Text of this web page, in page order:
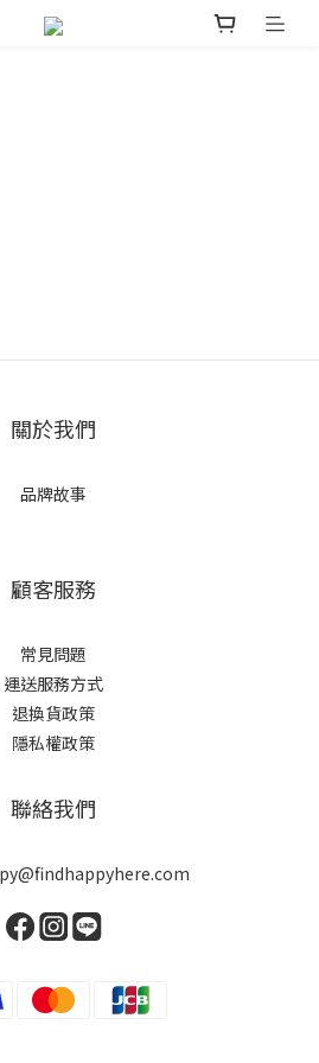
關於我們
品牌故事
顧客服務
常見問題
運送服務方式
退換貨政策
隱私權政策
聯絡我們